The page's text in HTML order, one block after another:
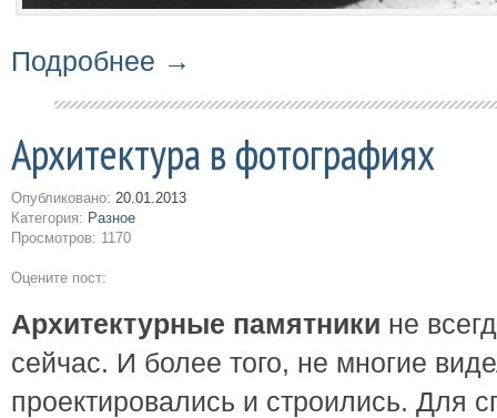
Подробнее →
Архитектура в фотографиях
Опубликовано: 20.01.2013
Категория: Разное
Просмотров: 1170
Оцените пост:
Архитектурные памятники не
сейчас. И более того, не многие
проектировались и строились. Для